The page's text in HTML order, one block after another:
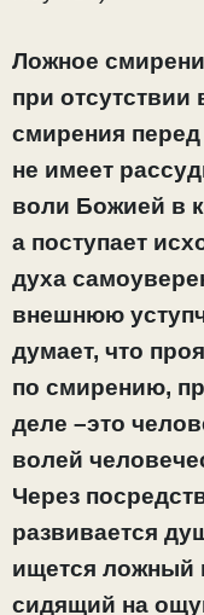
Ложное
при отсутствии
смирения
не имеет
воли Божией в
а поступает
духа
внешнюю
думает, что
по смирению,
деле –это
волей
Через
развивается
ищется ложный
сидящий на